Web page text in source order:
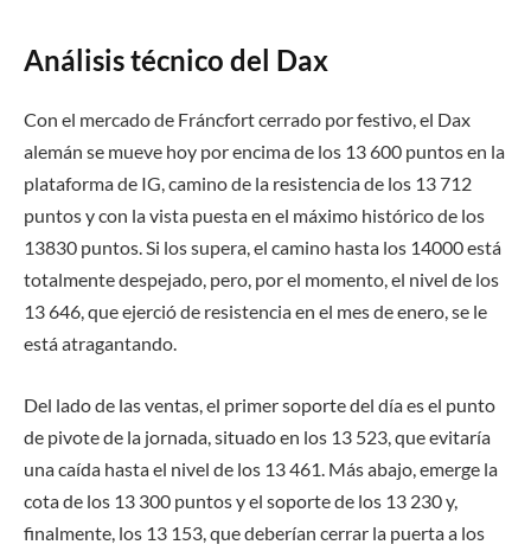
Análisis técnico del Dax
Con el mercado de Fráncfort cerrado por festivo, el Dax
alemán se mueve hoy por encima de los 13 600 puntosen la
plataforma de IG, camino de la resistencia de los 13 712
puntos ycon la vista puesta en el máximo histórico de los
13830 puntos. Si los supera, el camino hasta los 14000 está
totalmente despejado, pero, por el momento, el nivel de los
13 646, que ejerció de resistencia en el mes de enero, se le
está atragantando.
Del lado de las ventas, el primer soporte del día es el punto
de pivote de la jornada, situado en los 13 523, que evitaría
una caída hasta el nivel de los 13 461. Más abajo, emerge la
cota de los 13 300 puntos y el soporte de los 13 230 y,
finalmente, los 13 153, que deberían cerrar la puerta a los